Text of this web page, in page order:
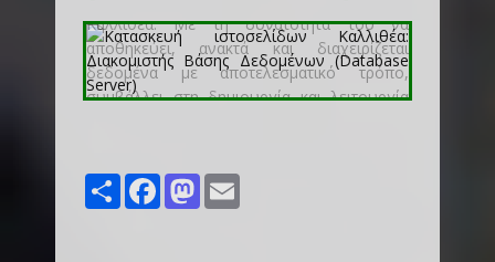
Share FacebookMastodon